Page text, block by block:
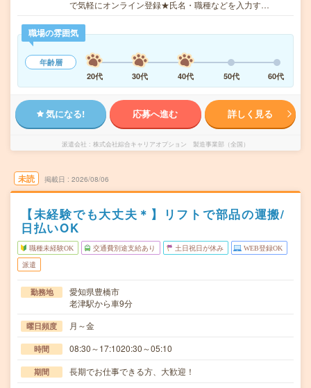
で気軽にオンライン登録★氏名・職種などを入力す…
職場の雰囲気
年齢層
20代
30代 40代 50代 60代
気になる! 応募へ進む 詳しく見る
派遣会社 株式会社綜合キャリアオプション 製造事業部（全国）
未読 掲載日 2026/08/06
【未経験でも大丈夫＊】リフトで部品の運搬/
日払いOK
職種未経験OK 交通費別途支給あり 土日祝日が休み WEB登録OK
派遣
勤務地
愛知県豊橋市
老津駅から車9分
曜日頻度 月～金
時間 08:30～17:1020:30～05:10
期間 長期でお仕事できる方、大歓迎！